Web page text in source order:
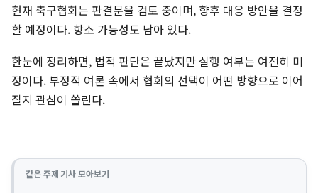
현재 축구협회는 판결문을 검토 중이며, 향후 대응 방안을 결정
할 예정이다. 항소 가능성도 남아 있다.
한눈에 정리하면, 법적 판단은 끝났지만 실행 여부는 여전히 미
정이다. 부정적 여론 속에서 협회의 선택이 어떤 방향으로 이어
질지 관심이 쏠린다.
같은 주제 기사 모아보기